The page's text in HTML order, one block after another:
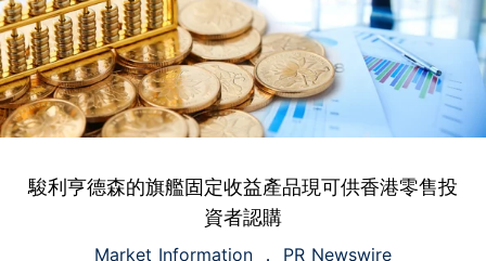
駿利亨德森的旗艦固定收益產品現可供香港零售投
資者認購
Market Information PR Newswire